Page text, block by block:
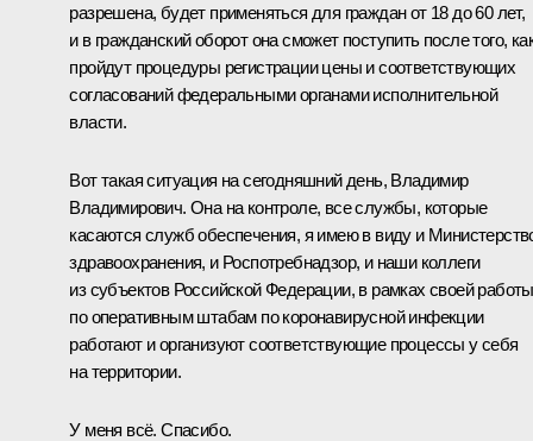
разрешена, будет применяться для граждан от 18 до 60 лет,
и в гражданский оборот она сможет поступить после того,
пройдут процедуры регистрации цены и соответствующих
согласований федеральными органами исполнительной
власти.
Вот такая ситуация на сегодняшний день, Владимир
Владимирович. Она на контроле, все службы, которые
касаются служб обеспечения, я имею в виду и
здравоохранения, и Роспотребнадзор, и наши коллеги
из субъектов Российской Федерации, в рамках своей работы
по оперативным штабам по коронавирусной инфекции
работают и организуют соответствующие процессы у себя
на территории.
У меня всё. Спасибо.